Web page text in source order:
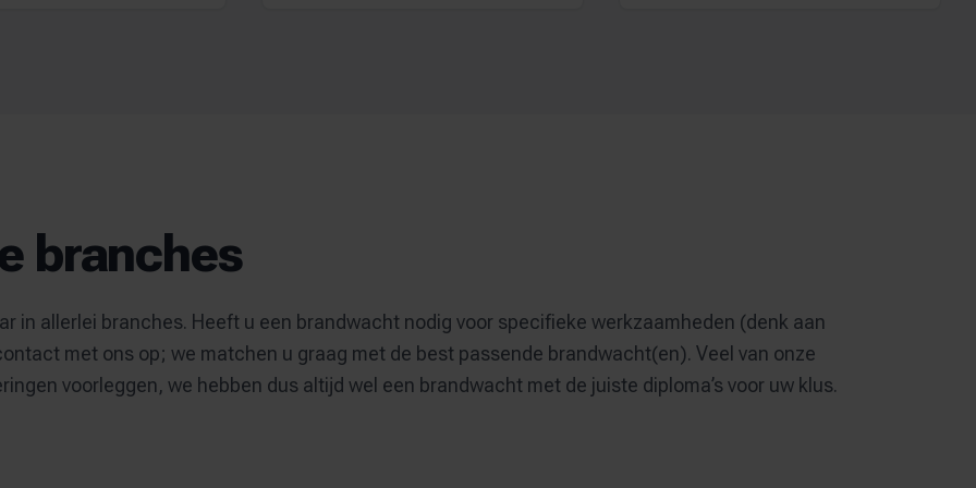
branches
in allerlei branches. Heeft u een brandwacht nodig voor specifieke werkzaamheden (denk aan
met ons op; we matchen u graag met de best passende brandwacht(en). Veel van onze
voorleggen, we hebben dus altijd wel een brandwacht met de juiste diploma’s voor uw klus.